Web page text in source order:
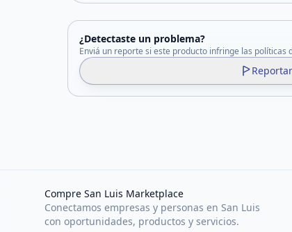
¿Detectaste un problema?
Enviá un reporte si este producto infringe las políticas
Compre San Luis Marketplace
Conectamos empresas y personas en San Luis
con oportunidades, productos y servicios.